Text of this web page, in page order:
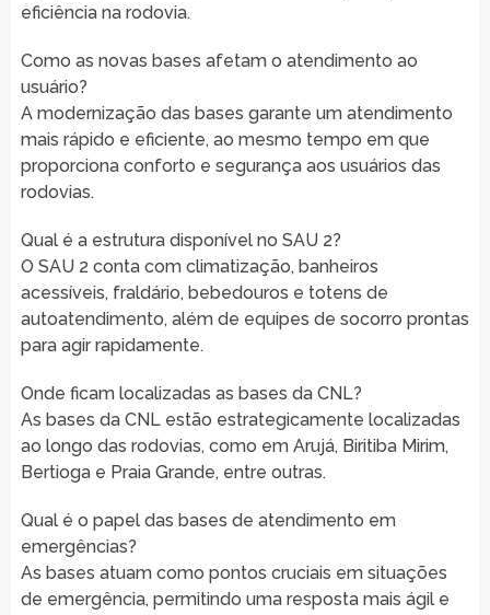
eficiência na rodovia.
Como as novas bases afetam o atendimento ao
usuário?
A modernização das bases garante um atendimento
mais rápido e eficiente, ao mesmo tempo em que
proporciona conforto e segurança aos usuários das
rodovias.
Qual é a estrutura disponível no SAU 2?
O SAU 2 conta com climatização, banheiros
acessíveis, fraldário, bebedouros e totens de
autoatendimento, além de equipes de socorro prontas
para agir rapidamente.
Onde ficam localizadas as bases da CNL?
As bases da CNL estão estrategicamente localizadas
ao longo das rodovias, como em Arujá, Biritiba Mirim,
Bertioga e Praia Grande, entre outras.
Qual é o papel das bases de atendimento em
emergências?
As bases atuam como pontos cruciais em situações
de emergência, permitindo uma resposta mais ágil e